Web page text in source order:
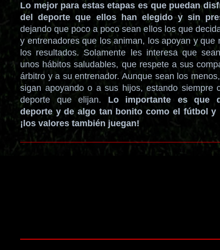
Lo mejor para estas etapas es que puedan
del deporte que ellos han elegido y sin
dejando que poco a poco sean ellos los que
y entrenadores que los animan, los apoyan y que
los resultados. Solamente les interesa que
unos hábitos saludables, que respete a sus
árbitro y a su entrenador. Aunque sean los
sigan apoyando o a sus hijos, estando siempre
deporte que elijan. Lo importante es que
deporte y de algo tan bonito como el fútbol y
¡los valores también juegan!